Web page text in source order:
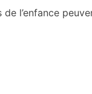
l’enfance